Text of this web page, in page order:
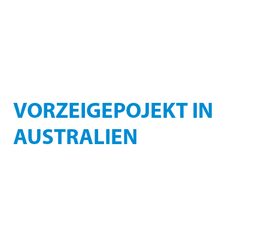
VORZEIGEPOJEKT IN
AUSTRALIEN